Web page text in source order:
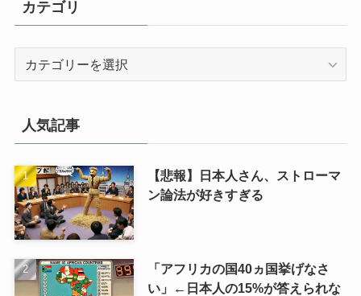
カテゴリ
人気記事
【悲報】日本人さん、ストローマ
ン論法が好きすぎる
「アフリカの国40ヵ国挙げなさ
い」←日本人の15%が答えられな